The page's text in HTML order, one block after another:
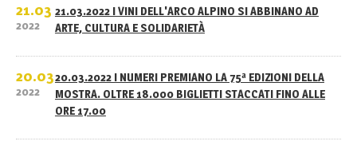
21.03
2022
21.03.2022 I VINI DELL'ARCO ALPINO SI ABBINANO AD
ARTE, CULTURA E SOLIDARIETÀ
20.03
2022
20.03.2022 I NUMERI PREMIANO LA 75ª EDIZIONI DELLA
MOSTRA. OLTRE 18.000 BIGLIETTI STACCATI FINO ALLE
ORE 17.00